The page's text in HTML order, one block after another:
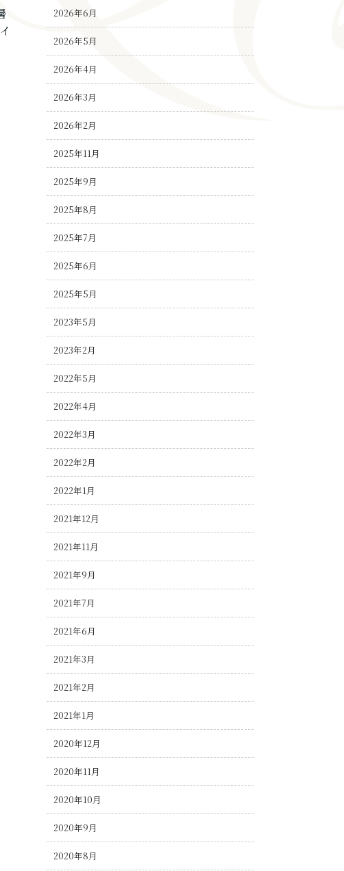
2026年6月
2026年5月
2026年4月
2026年3月
2026年2月
2025年11月
2025年9月
2025年8月
2025年7月
2025年6月
2025年5月
2023年5月
2023年2月
2022年5月
2022年4月
2022年3月
2022年2月
2022年1月
2021年12月
2021年11月
2021年9月
2021年7月
2021年6月
2021年3月
2021年2月
2021年1月
2020年12月
2020年11月
2020年10月
2020年9月
2020年8月